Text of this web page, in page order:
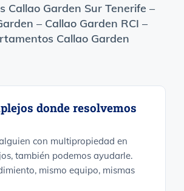
Callao Garden Sur Tenerife –
– Callao Garden RCI –
Callao Garden
donde resolvemos
con multipropiedad en
también podemos ayudarle.
mismo equipo, mismas